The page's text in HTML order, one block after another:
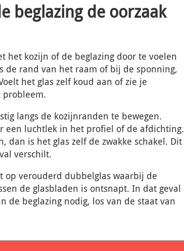
beglazing de oorzaak
het kozijn of de beglazing door te voelen
de rand van het raam of bij de sponning,
het glas zelf koud aan of zie je
probleem.
langs de kozijnranden te bewegen.
een luchtlek in het profiel of de afdichting.
dan is het glas zelf de zwakke schakel. Dit
verschilt.
op verouderd dubbelglas waarbij de
de glasbladen is ontsnapt. In dat geval
de beglazing nodig, los van de staat van